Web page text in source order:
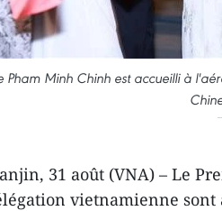
Pham Minh Chinh est accueilli à
31 août (VNA) – Le
vietnamienne